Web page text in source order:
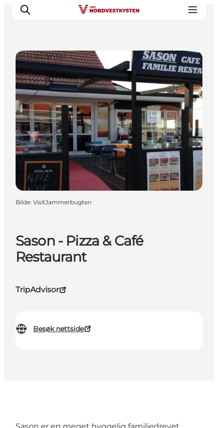
Byer og steder
Inspirasjon
Events
Overnatting
Planlegg ferien
Sason - Pizza & Café
Restaurant
TripAdvisor
Besøk nettside
Restauranter
Bilde: VisitJammerbugten